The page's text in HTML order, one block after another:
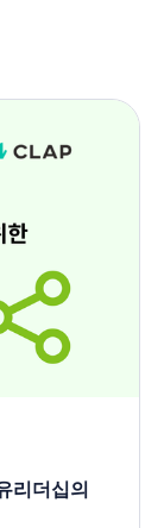
리더십의